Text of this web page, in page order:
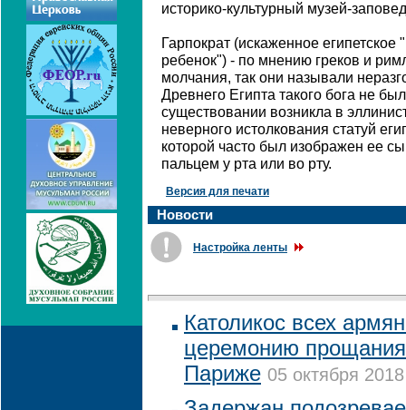
историко-культурный музей-
Гарпократ (искаженное египетское
ребенок") - по мнению греков и
молчания, так они называли
Древнего Египта такого бога не
существовании возникла в
неверного истолкования статуй
которой часто был изображен ее
пальцем у рта или во рту.
Версия для печати
Новости
Настройка ленты
Католикос всех
церемонию
Париже 05 октября